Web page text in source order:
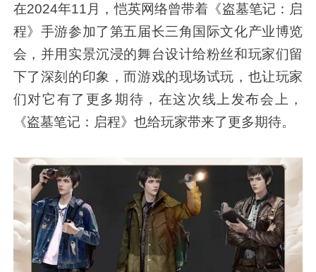
在2024年11月，恺英网络曾带着《盗墓笔记：启
程》手游参加了第五届长三角国际文化产业博览
会，并用实景沉浸的舞台设计给粉丝和玩家们留
下了深刻的印象，而游戏的现场试玩，也让玩家
们对它有了更多期待，在这次线上发布会上，
《盗墓笔记：启程》也给玩家带来了更多期待。